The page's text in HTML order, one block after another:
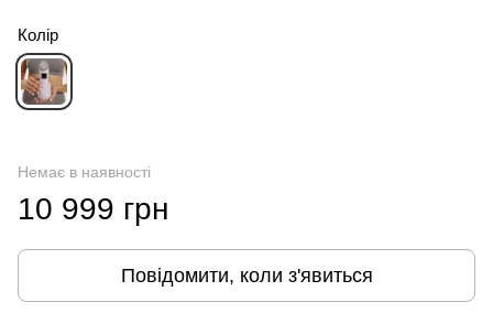
Колір
Немає в наявності
10 999 грн
Повідомити, коли з'явиться